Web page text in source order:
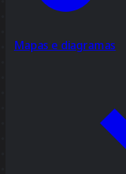
Mapas e diagramas